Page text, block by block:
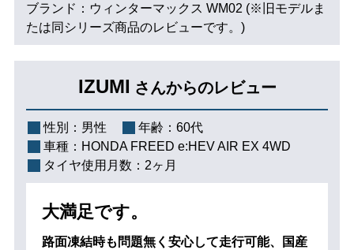
ブランド：ウィンターマックス WM02 (※旧モデルま
たは同シリーズ商品のレビューです。)
IZUMI さんからのレビュー
性別： 男性 年齢： 60代
車種： HONDA FREED e:HEV AIR EX 4WD
タイヤ使用月数： 2ヶ月
大満足です。
路面凍結時も問題無く安心して走行可能、国産